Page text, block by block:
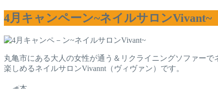
4月キャンペーン~ネイルサロンVivant~
丸亀市にある大人の女性が通う＆リクライニングソファーで
楽しめるネイルサロンVivannt（ヴィヴァン）です。